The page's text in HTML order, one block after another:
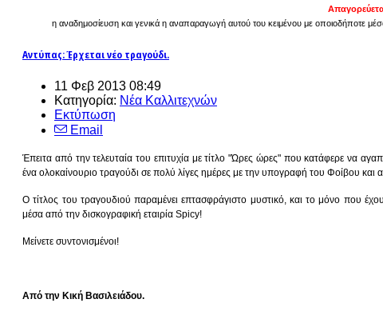
η αναδημοσίευση και γενικά η αναπαραγωγή αυτού του κειμένου με οποιοδήποτε
Αντύπας: Έρχεται νέο τραγούδι.
11 Φεβ 2013 08:49
Κατηγορία: Νέα Καλλιτεχνών
Εκτύπωση
Email
Έπειτα από την τελευταία του επιτυχία με τίτλο "Ώρες ώρες" που κατάφερε να
ένα ολοκαίνουριο τραγούδι σε πολύ λίγες ημέρες με την υπογραφή του Φοίβου και
Ο τίτλος του τραγουδιού παραμένει επτασφράγιστο μυστικό, και το μόνο που
μέσα από την δισκογραφική εταιρία Spicy!
Μείνετε συντονισμένοι!
Από την Κική Βασιλειάδου.